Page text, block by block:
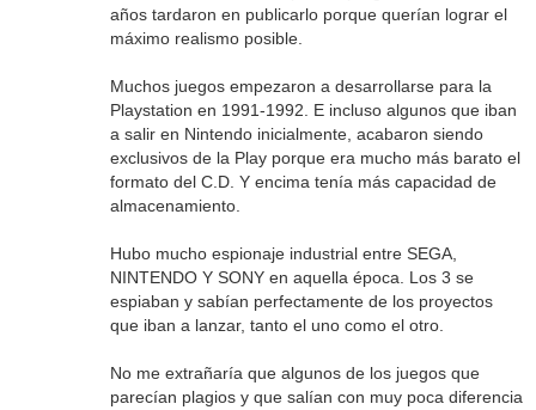
años tardaron en publicarlo porque querían lograr el
máximo realismo posible.
Muchos juegos empezaron a desarrollarse para la
Playstation en 1991-1992. E incluso algunos que iban
a salir en Nintendo inicialmente, acabaron siendo
exclusivos de la Play porque era mucho más barato el
formato del C.D. Y encima tenía más capacidad de
almacenamiento.
Hubo mucho espionaje industrial entre SEGA,
NINTENDO Y SONY en aquella época. Los 3 se
espiaban y sabían perfectamente de los proyectos
que iban a lanzar, tanto el uno como el otro.
No me extrañaría que algunos de los juegos que
parecían plagios y que salían con muy poca diferencia